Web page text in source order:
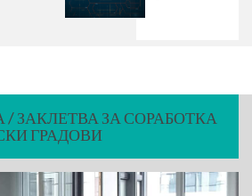
ЗАКЛЕТВА ЗА СОРАБОТКА
ГРАДОВИ